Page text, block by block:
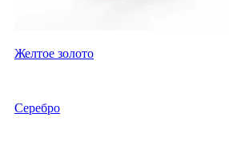
Желтое золото
Серебро